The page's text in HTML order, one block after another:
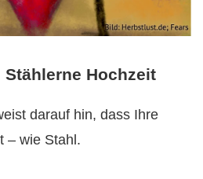
Hochzeit
darauf hin, dass Ihre
– wie Stahl.